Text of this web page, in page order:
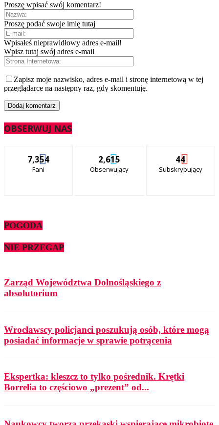
Proszę wpisać swój komentarz!
Proszę podać swoje imię tutaj
Wpisałeś nieprawidłowy adres e-mail!
Wpisz tutaj swój adres e-mail
Zapisz moje nazwisko, adres e-mail i stronę internetową w tej
przeglądarce na następny raz, gdy skomentuję.
OBSERWUJ NAS
7,354
Fani
2,615
Obserwujący
44
Subskrybujący
POGODA
NIE PRZEGAP
Zarząd Województwa Dolnośląskiego z
absolutorium
Wrocławscy policjanci poszukują osób, które mogą
posiadać informacje w sprawie potrącenia
Ekspertka: kleszcz to tylko pośrednik. Krętki
Borrelia to częściowo „prezent” od...